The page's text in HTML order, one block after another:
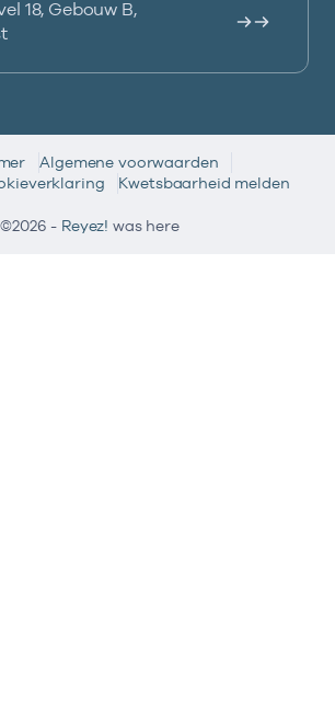
18, Gebouw B,
Algemene voorwaarden
Kwetsbaarheid melden
©2026 - Reyez! was here